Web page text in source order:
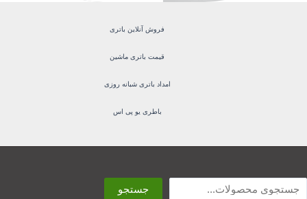
فروش آنلاین باتری
قیمت باتری ماشین
امداد باتری شبانه روزی
باطری یو پی اس
جستجو